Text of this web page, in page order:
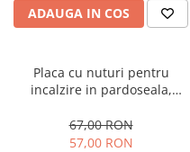
ADAUGA IN COS
Placa cu nuturi pentru
incalzire in pardoseala,
izolatie 30mm, plastifiata ,
Assens
67,00 RON
57,00 RON